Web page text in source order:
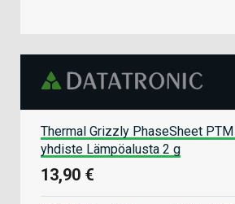
Thermal Grizzly PhaseSheet
yhdiste Lämpöalusta 2 g
13,90 €